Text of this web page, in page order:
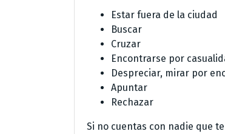
Estar fuera de la ciudad
Buscar
Cruzar
Encontrarse por
Despreciar, mirar por
Apuntar
Rechazar
Si no cuentas con nadie que